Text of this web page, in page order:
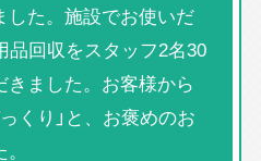
した。施設でお使いだ
品回収をスタッフ2名30
ました。お客様から
くり」と、お褒めのお